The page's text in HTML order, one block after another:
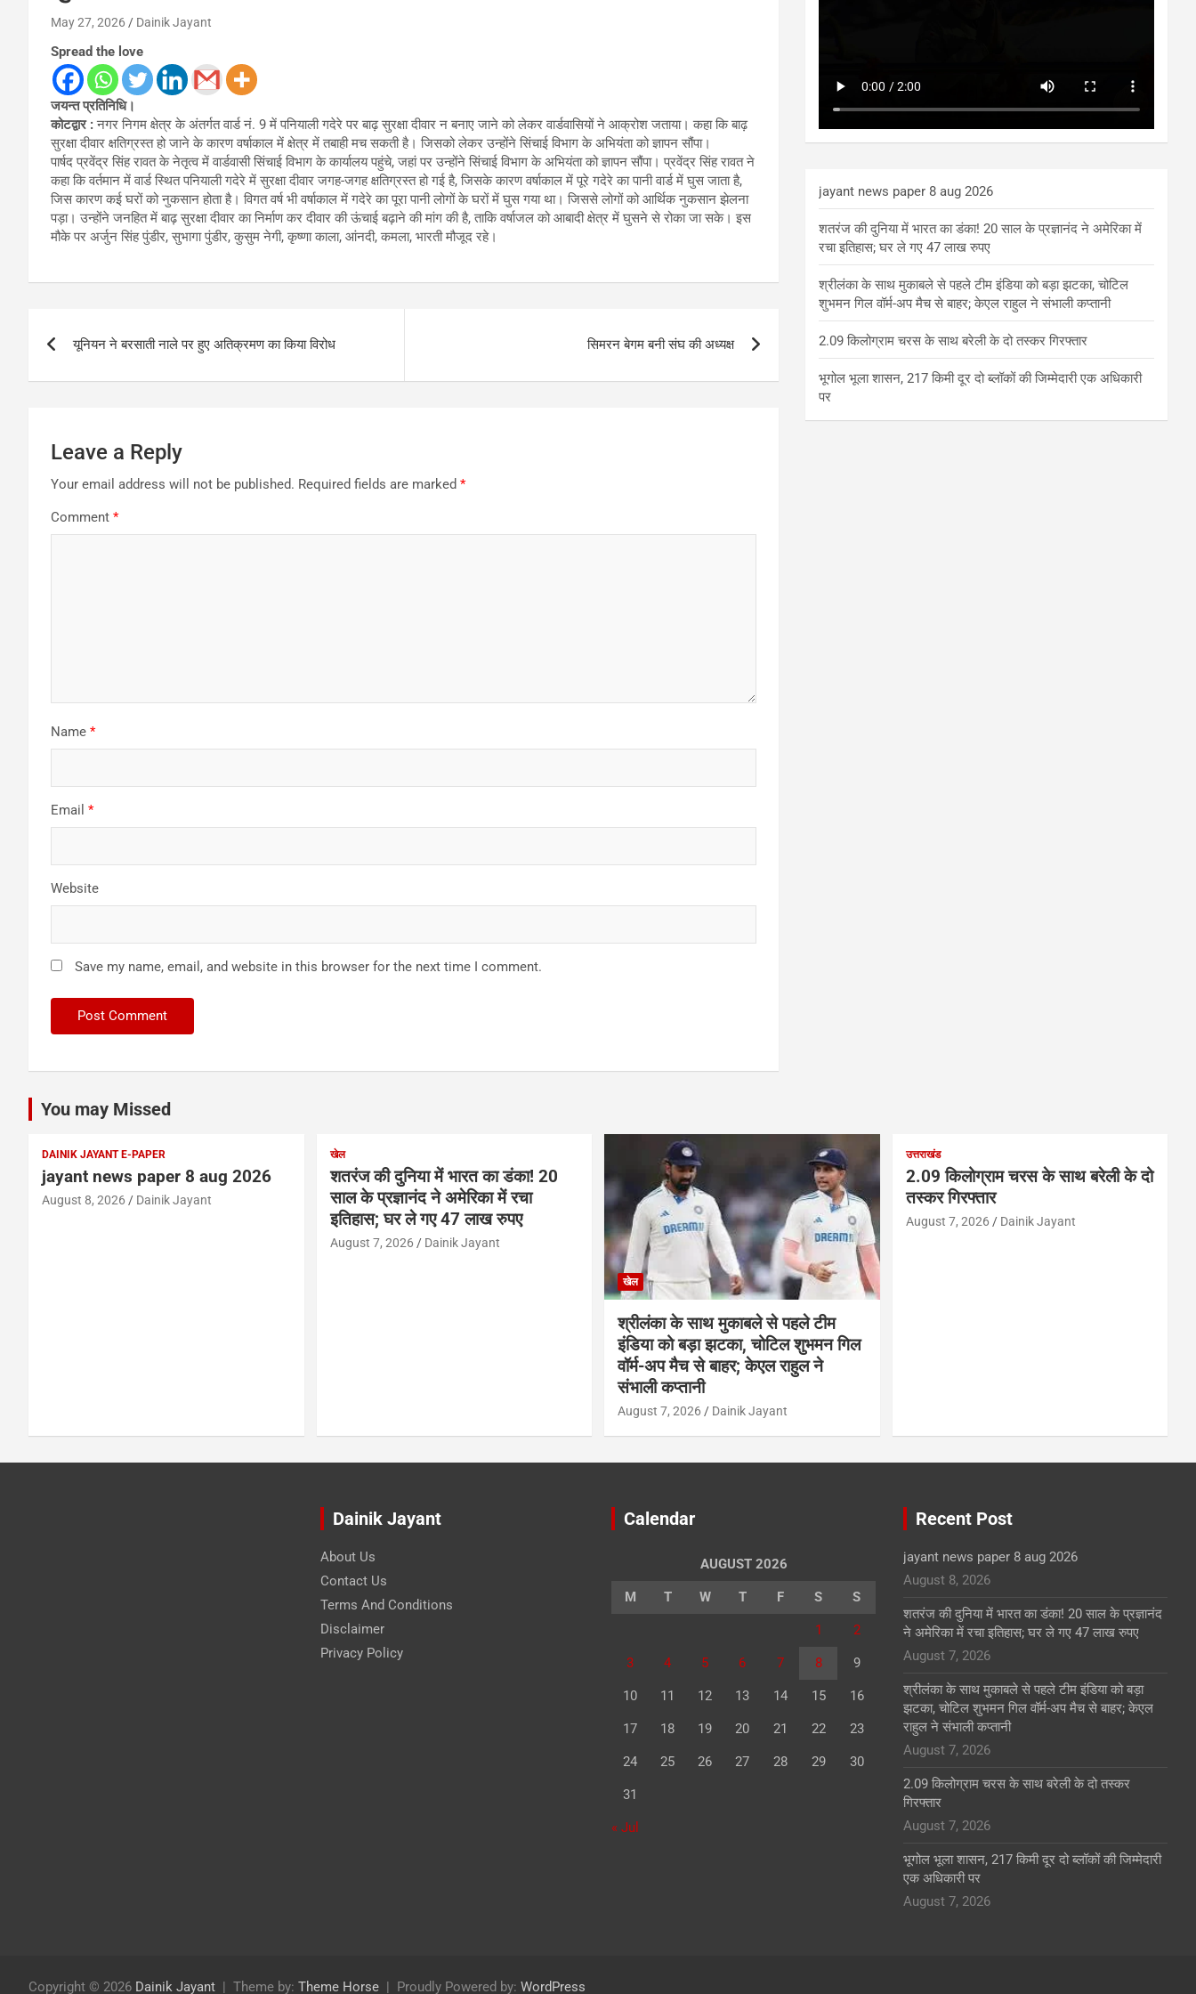
May 27, 2026 Dainik Jayant
Spread the love
जयन्त प्रतिनिधि।
कोटद्वार :नगर निगम क्षेत्र के अंतर्गत वार्ड नं. 9 में पनियाली गदेरे पर बाढ़ सुरक्षा दीवार न बनाए जाने को लेकर वार्डवासियों ने आक्रोश जताया। कहा कि बाढ़
सुरक्षा दीवार क्षतिग्रस्त हो जाने के कारण वर्षाकाल में क्षेत्र में तबाही मच सकती है। जिसको लेकर उन्होंने सिंचाई विभाग के अभियंता को ज्ञापन सौंपा।
पार्षद प्रवेंद्र सिंह रावत के नेतृत्व में वार्डवासी सिंचाई विभाग के कार्यालय पहुंचे, जहां पर उन्होंने सिंचाई विभाग के अभियंता को ज्ञापन सौंपा। प्रवेंद्र सिंह रावत ने
कहा कि वर्तमान में वार्ड स्थित पनियाली गदेरे में सुरक्षा दीवार जगह-जगह क्षतिग्रस्त हो गई है, जिसके कारण वर्षाकाल में पूरे गदेरे का पानी वार्ड में घुस जाता है,
जिस कारण कई घरों को नुकसान होता है। विगत वर्ष भी वर्षाकाल में गदेरे का पूरा पानी लोगों के घरों में घुस गया था। जिससे लोगों को आर्थिक नुकसान झेलना
पड़ा। उन्होंने जनहित में बाढ़ सुरक्षा दीवार का निर्माण कर दीवार की ऊंचाई बढ़ाने की मांग की है, ताकि वर्षाजल को आबादी क्षेत्र में घुसने से रोका जा सके। इस
मौके पर अर्जुन सिंह पुंडीर, सुभागा पुंडीर, कुसुम नेगी, कृष्णा काला, आंनदी, कमला, भारती मौजूद रहे।
navigation
यूनियन ने बरसाती नाले पर हुए अतिक्रमण का किया विरोध सिमरन बेगम बनी संघ की अध्यक्ष
Leave a Reply
Your email address will not be published. Required fields are marked *
Comment *
Name *
Email *
Website
Save my name, email, and website in this browser for the next time I comment.
jayant news paper 8 aug 2026
शतरंज की दुनिया में भारत का डंका! 20 साल के प्रज्ञानंद ने अमेरिका में
रचा इतिहास; घर ले गए 47 लाख रुपए
श्रीलंका के साथ मुकाबले से पहले टीम इंडिया को बड़ा झटका, चोटिल
शुभमन गिल वॉर्म-अप मैच से बाहर; केएल राहुल ने संभाली कप्तानी
2.09 किलोग्राम चरस के साथ बरेली के दो तस्कर गिरफ्तार
भूगोल भूला शासन, 217 किमी दूर दो ब्लॉकों की जिम्मेदारी एक अधिकारी
पर
You may Missed
DAINIK JAYANT E-PAPER
jayant news paper 8 aug 2026
August 8, 2026 Dainik Jayant
खेल
शतरंज की दुनिया में भारत का डंका! 20
साल के प्रज्ञानंद ने अमेरिका में रचा
इतिहास; घर ले गए 47 लाख रुपए
August 7, 2026 Dainik Jayant
खेल
श्रीलंका के साथ मुकाबले से पहले टीम
इंडिया को बड़ा झटका, चोटिल शुभमन गिल
वॉर्म-अप मैच से बाहर; केएल राहुल ने
संभाली कप्तानी
August 7, 2026 Dainik Jayant
उत्तराखंड
2.09 किलोग्राम चरस के साथ बरेली के दो
तस्कर गिरफ्तार
August 7, 2026 Dainik Jayant
Dainik Jayant
About Us
Contact Us
Terms And Conditions
Disclaimer
Privacy Policy
Calendar
AUGUST 2026
M T W T F S S
1 2
3 4 5 6 7 8 9
10 11 12 13 14 15 16
17 18 19 20 21 22 23
24 25 26 27 28 29 30
31
« Jul
Recent Post
jayant news paper 8 aug 2026
August 8, 2026
शतरंज की दुनिया में भारत का डंका! 20 साल के प्रज्ञानंद
ने अमेरिका में रचा इतिहास; घर ले गए 47 लाख रुपए
August 7, 2026
श्रीलंका के साथ मुकाबले से पहले टीम इंडिया को बड़ा
झटका, चोटिल शुभमन गिल वॉर्म-अप मैच से बाहर; केएल
राहुल ने संभाली कप्तानी
August 7, 2026
2.09 किलोग्राम चरस के साथ बरेली के दो तस्कर
गिरफ्तार
August 7, 2026
भूगोल भूला शासन, 217 किमी दूर दो ब्लॉकों की जिम्मेदारी
एक अधिकारी पर
August 7, 2026
Copyright © 2026 Dainik Jayant Theme by: Theme Horse Proudly Powered by: WordPress